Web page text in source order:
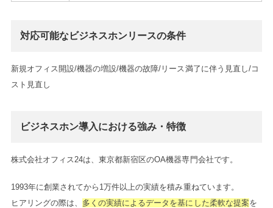
対応可能なビジネスホンリースの条件
新規オフィス開設/機器の増設/機器の故障/リース満了に伴う見直し/コ
スト見直し
ビジネスホン導入における強み・特徴
株式会社オフィス24は、東京都新宿区のOA機器専門会社です。
1993年に創業されてから1万件以上の実績を積み重ねています。
ヒアリングの際は、 多くの実績によるデータを基にした柔軟な提案を